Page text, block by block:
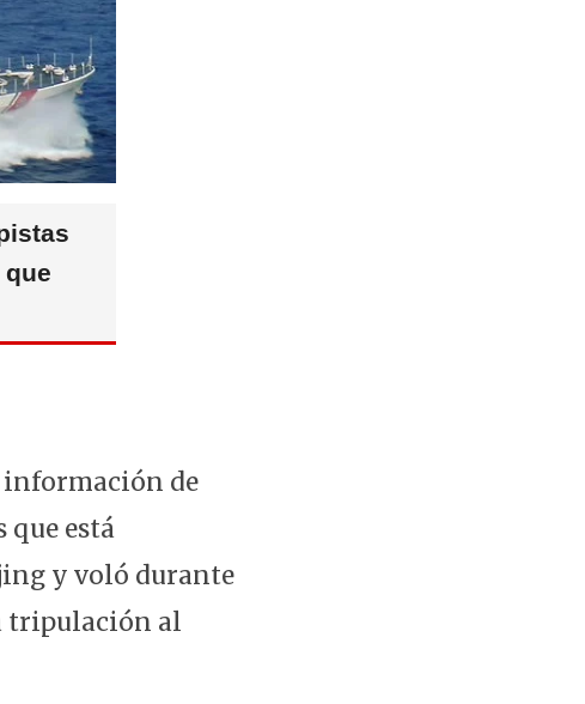
información de
que está
y voló durante
tripulación al